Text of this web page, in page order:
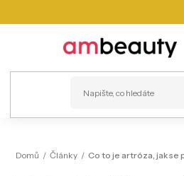
na
Domů / Články / Co to je artróza, jak se